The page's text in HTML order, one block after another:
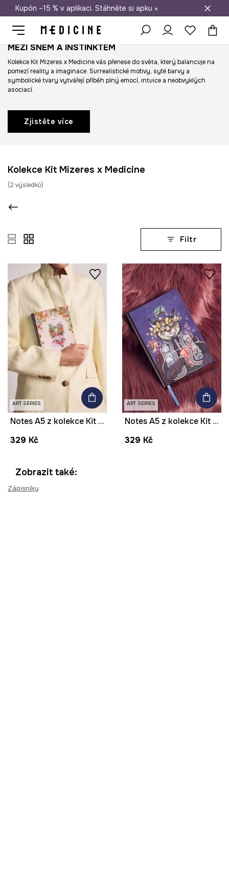
Doprava zdarma při nákupu nad 1 200 Kč
Kupón –15 % v aplikaci. Stáhněte si apku »
MEZI SNEM A INSTINKTEM
Kolekce Kit Mizeres x Medicine vás přenese do světa, který balancuje na
pomezí reality a imaginace. Surrealistické motivy, syté barvy a
symbolické tvary vytvářejí příběh plný emocí, intuice a neobvyklých
asociací.
Zjistěte více
Kolekce Kit Mizeres x Medicine
(2 výsledků)
Filtr
ART SERIES
Notes A5 z kolekce Kit Mizeres x Medicine
329 Kč
ART SERIES
Notes A5 z kolekce Kit Mizeres x Medicine
329 Kč
Zobrazit také:
Zápisníky